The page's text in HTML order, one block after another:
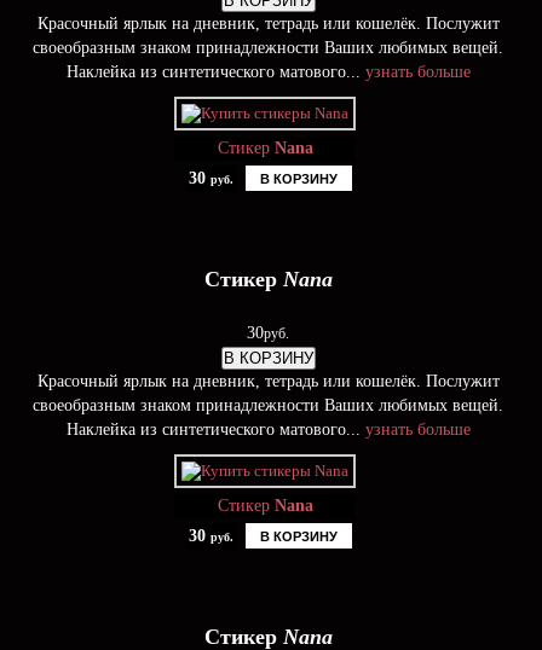
Красочный ярлык на дневник, тетрадь или кошелёк. Послужит
своеобразным знаком принадлежности Ваших любимых вещей.
Наклейка из синтетического матового... узнать больше
Стикер Nana
30 руб. В КОРЗИНУ
Стикер Nana
30руб.
В КОРЗИНУ
Красочный ярлык на дневник, тетрадь или кошелёк. Послужит
своеобразным знаком принадлежности Ваших любимых вещей.
Наклейка из синтетического матового... узнать больше
Стикер Nana
30 руб. В КОРЗИНУ
Стикер Nana